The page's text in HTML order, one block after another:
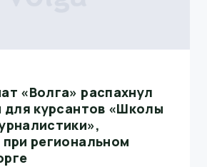
«Волга» распахнул
для курсантов «Школы
региональном